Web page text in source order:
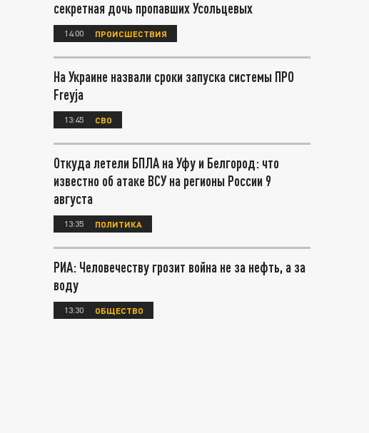
секретная дочь пропавших Усольцевых
14:00 ПРОИСШЕСТВИЯ
На Украине назвали сроки запуска системы ПРО
Freyja
13:45 СВО
Откуда летели БПЛА на Уфу и Белгород: что
известно об атаке ВСУ на регионы России 9
августа
13:35 ПОЛИТИКА
РИА: Человечеству грозит война не за нефть, а за
воду
13:30 ОБЩЕСТВО